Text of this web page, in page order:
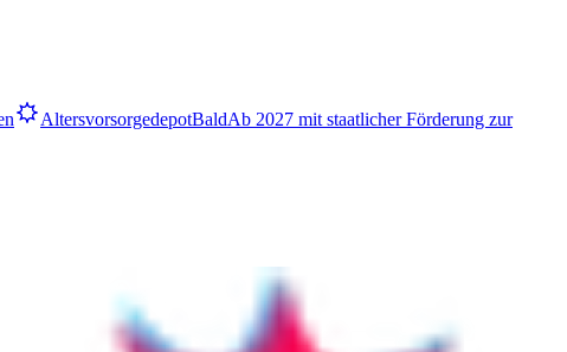
AltersvorsorgedepotBaldAb 2027 mit staatlicher Förderung zur